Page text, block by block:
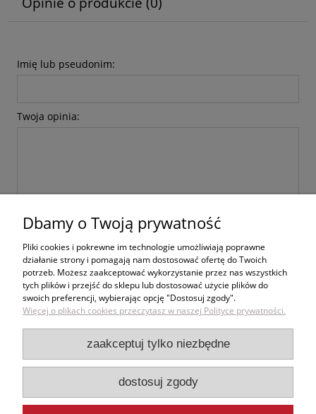
Imię lub pseudonim:
Twoja opinia:
Zakupy
Pomoc
Moje konto
Informacje
Dbamy o Twoją prywatność
Pliki cookies i pokrewne im technologie umożliwiają poprawne
działanie strony i pomagają nam dostosować ofertę do Twoich
potrzeb. Możesz zaakceptować wykorzystanie przez nas wszystkich
tych plików i przejść do sklepu lub dostosować użycie plików do
swoich preferencji, wybierając opcję "Dostosuj zgody".
Więcej o plikach cookies przeczytasz w naszej Polityce prywatności.
zaakceptuj tylko niezbędne
dostosuj zgody